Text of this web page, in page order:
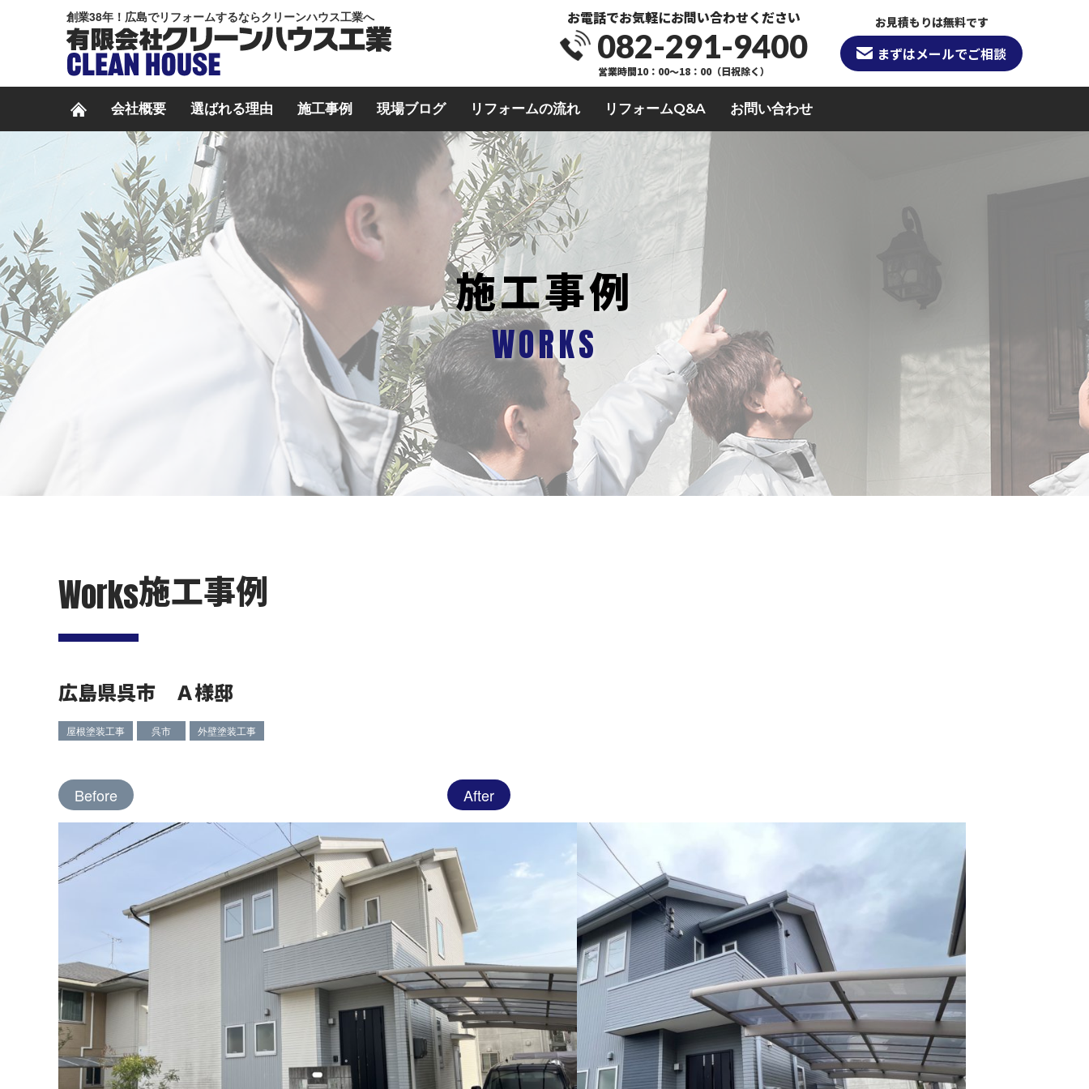
創業38年！広島でリフォームするならクリーンハウス工業へ お電話でお気軽にお問い合わせください
082-291-9400
営業時間10：00～18：00（日祝除く）
お見積もりは無料です
まずはメールでご相談
会社概要 選ばれる理由 施工事例 現場ブログ リフォームの流れ リフォームQ&A お問い合わせ
施工事例
WORKS
Works施工事例
広島県呉市 Ａ様邸
屋根塗装工事 呉市 外壁塗装工事
Before After